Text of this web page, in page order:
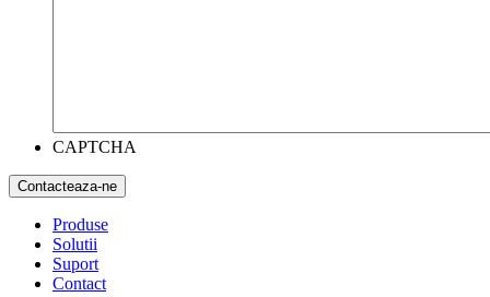
CAPTCHA
Produse
Solutii
Suport
Contact